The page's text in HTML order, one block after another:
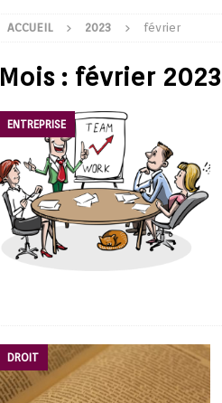
ACCUEIL 2023 février
Mois : février 2023
ENTREPRISE
DROIT